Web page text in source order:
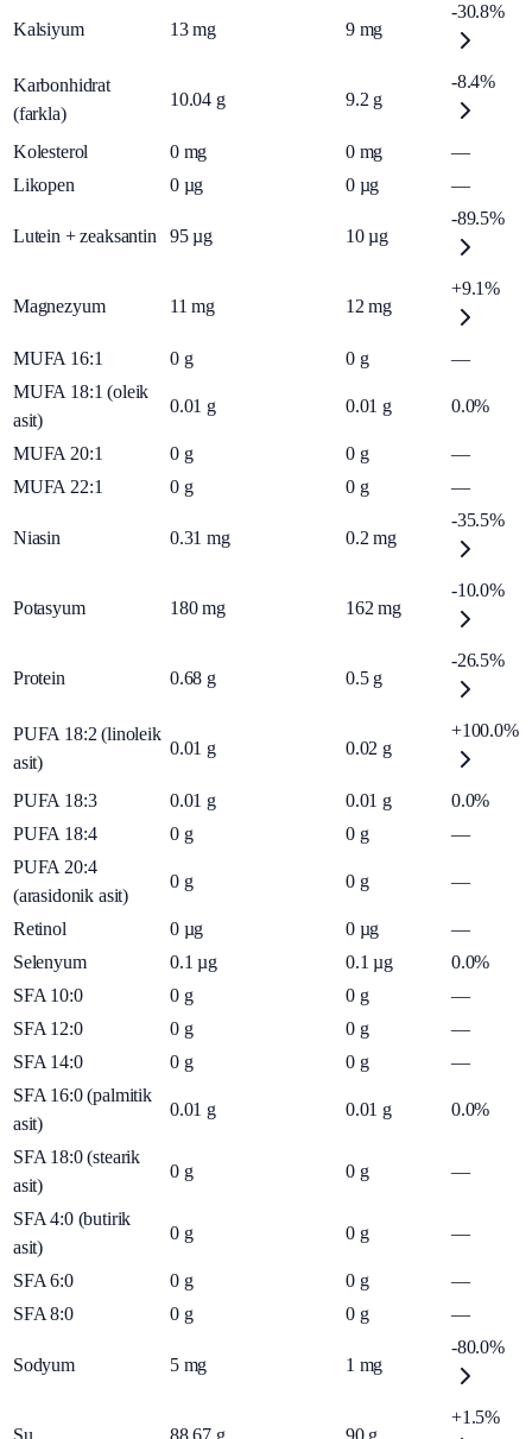
Kalsiyum 13 mg 9 mg
-30.8%
Karbonhidrat
(farkla)
10.04 g 9.2 g
-8.4%
Kolesterol 0 mg 0 mg
—
Likopen
0 µg 0 µg —
Lutein + zeaksantin 95 µg 10 µg
-89.5%
Magnezyum 11 mg 12 mg
+9.1%
MUFA 16:1 0 g 0 g
—
MUFA 18:1 (oleik
asit)
0.01 g 0.01 g 0.0%
MUFA 20:1 0 g 0 g
—
MUFA 22:1
0 g 0 g —
Niasin 0.31 mg 0.2 mg
-35.5%
Potasyum 180 mg 162 mg
-10.0%
Protein 0.68 g 0.5 g
-26.5%
PUFA 18:2 (linoleik
asit)
0.01 g 0.02 g
+100.0%
PUFA 18:3 0.01 g 0.01 g
0.0%
PUFA 18:4
0 g 0 g
—
PUFA 20:4
(arasidonik asit)
0 g 0 g —
Retinol 0 µg 0 µg
—
Selenyum
0.1 µg 0.1 µg
0.0%
SFA 10:0
0 g 0 g
—
SFA 12:0
0 g 0 g
—
SFA 14:0
0 g 0 g
—
SFA 16:0 (palmitik
asit)
0.01 g 0.01 g 0.0%
SFA 18:0 (stearik
asit)
0 g 0 g —
SFA 4:0 (butirik
asit)
0 g 0 g —
SFA 6:0 0 g 0 g
—
SFA 8:0
0 g 0 g —
Sodyum 5 mg 1 mg
-80.0%
+1.5%